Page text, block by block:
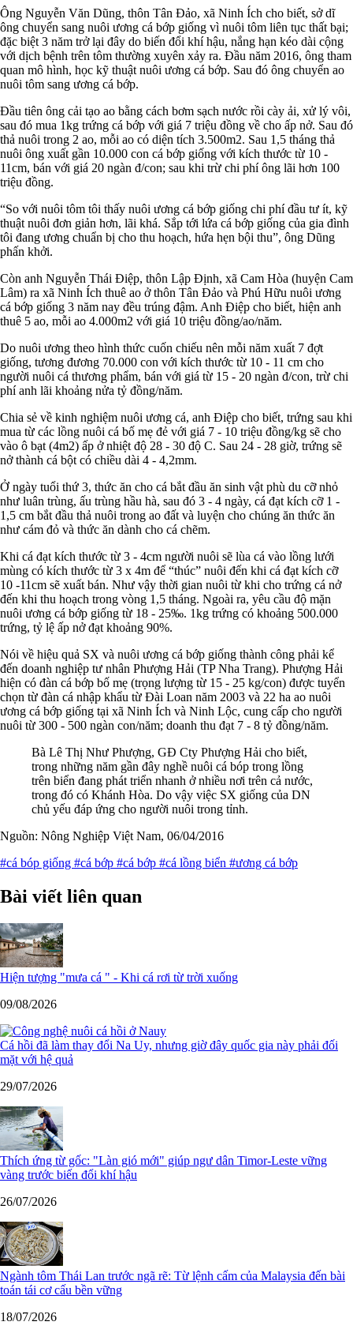
Ông Nguyễn Văn Dũng, thôn Tân Đảo, xã Ninh Ích cho biết, sở dĩ
ông chuyển sang nuôi ương cá bớp giống vì nuôi tôm liên tục thất bại;
đặc biệt 3 năm trở lại đây do biến đổi khí hậu, nắng hạn kéo dài cộng
với dịch bệnh trên tôm thường xuyên xảy ra. Đầu năm 2016, ông tham
quan mô hình, học kỹ thuật nuôi ương cá bớp. Sau đó ông chuyển ao
nuôi tôm sang ương cá bớp.
Đầu tiên ông cải tạo ao bằng cách bơm sạch nước rồi cày ải, xử lý vôi,
sau đó mua 1kg trứng cá bớp với giá 7 triệu đồng về cho ấp nở. Sau đó
thả nuôi trong 2 ao, mỗi ao có diện tích 3.500m2. Sau 1,5 tháng thả
nuôi ông xuất gần 10.000 con cá bớp giống với kích thước từ 10 -
11cm, bán với giá 20 ngàn đ/con; sau khi trừ chi phí ông lãi hơn 100
triệu đồng.
“So với nuôi tôm tôi thấy nuôi ương cá bớp giống chi phí đầu tư ít, kỹ
thuật nuôi đơn giản hơn, lãi khá. Sắp tới lứa cá bớp giống của gia đình
tôi đang ương chuẩn bị cho thu hoạch, hứa hẹn bội thu”, ông Dũng
phấn khởi.
Còn anh Nguyễn Thái Điệp, thôn Lập Định, xã Cam Hòa (huyện Cam
Lâm) ra xã Ninh Ích thuê ao ở thôn Tân Đảo và Phú Hữu nuôi ương
cá bớp giống 3 năm nay đều trúng đậm. Anh Điệp cho biết, hiện anh
thuê 5 ao, mỗi ao 4.000m2 với giá 10 triệu đồng/ao/năm.
Do nuôi ương theo hình thức cuốn chiếu nên mỗi năm xuất 7 đợt
giống, tương đương 70.000 con với kích thước từ 10 - 11 cm cho
người nuôi cá thương phẩm, bán với giá từ 15 - 20 ngàn đ/con, trừ chi
phí anh lãi khoảng nửa tỷ đồng/năm.
Chia sẻ về kinh nghiệm nuôi ương cá, anh Điệp cho biết, trứng sau khi
mua từ các lồng nuôi cá bố mẹ đẻ với giá 7 - 10 triệu đồng/kg sẽ cho
vào ô bạt (4m2) ấp ở nhiệt độ 28 - 30 độ C. Sau 24 - 28 giờ, trứng sẽ
nở thành cá bột có chiều dài 4 - 4,2mm.
Ở ngày tuổi thứ 3, thức ăn cho cá bắt đầu ăn sinh vật phù du cỡ nhỏ
như luân trùng, ấu trùng hầu hà, sau đó 3 - 4 ngày, cá đạt kích cỡ 1 -
1,5 cm bắt đầu thả nuôi trong ao đất và luyện cho chúng ăn thức ăn
như cám đỏ và thức ăn dành cho cá chẽm.
Khi cá đạt kích thước từ 3 - 4cm người nuôi sẽ lùa cá vào lồng lưới
mùng có kích thước từ 3 x 4m để “thúc” nuôi đến khi cá đạt kích cỡ
10 -11cm sẽ xuất bán. Như vậy thời gian nuôi từ khi cho trứng cá nở
đến khi thu hoạch trong vòng 1,5 tháng. Ngoài ra, yêu cầu độ mặn
nuôi ương cá bớp giống từ 18 - 25‰. 1kg trứng có khoảng 500.000
trứng, tỷ lệ ấp nở đạt khoảng 90%.
Nói về hiệu quả SX và nuôi ương cá bớp giống thành công phải kể
đến doanh nghiệp tư nhân Phượng Hải (TP Nha Trang). Phượng Hải
hiện có đàn cá bớp bố mẹ (trọng lượng từ 15 - 25 kg/con) được tuyển
chọn từ đàn cá nhập khẩu từ Đài Loan năm 2003 và 22 ha ao nuôi
ương cá bớp giống tại xã Ninh Ích và Ninh Lộc, cung cấp cho người
nuôi từ 300 - 500 ngàn con/năm; doanh thu đạt 7 - 8 tỷ đồng/năm.
Bà Lê Thị Như Phượng, GĐ Cty Phượng Hải cho biết,
trong những năm gần đây nghề nuôi cá bóp trong lồng
trên biển đang phát triển nhanh ở nhiều nơi trên cả nước,
trong đó có Khánh Hòa. Do vậy việc SX giống của DN
chủ yếu đáp ứng cho người nuôi trong tỉnh.
Nguồn: Nông Nghiệp Việt Nam, 06/04/2016
#cá bóp giống #cá bớp #cá bớp #cá lồng biển #ương cá bớp
Bài viết liên quan
Hiện tượng "mưa cá " - Khi cá rơi từ trời xuống
09/08/2026
Cá hồi đã làm thay đổi Na Uy, nhưng giờ đây quốc gia này phải đối
mặt với hệ quả
29/07/2026
Thích ứng từ gốc: "Làn gió mới" giúp ngư dân Timor-Leste vững
vàng trước biến đổi khí hậu
26/07/2026
Ngành tôm Thái Lan trước ngã rẽ: Từ lệnh cấm của Malaysia đến bài
toán tái cơ cấu bền vững
18/07/2026